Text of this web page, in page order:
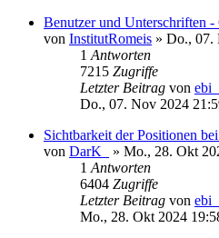
Benutzer und Unterschriften -
von InstitutRomeis » Do., 07.
1 Antworten
7215 Zugriffe
Letzter Beitrag von
Do., 07. Nov 2024
Sichtbarkeit der Positionen
von DarK_ » Mo., 28. Okt
1 Antworten
6404 Zugriffe
Letzter Beitrag von
Mo., 28. Okt 2024